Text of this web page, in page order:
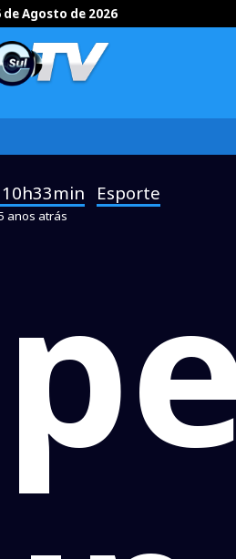
Agosto de 2026
Esporte
anos atrás